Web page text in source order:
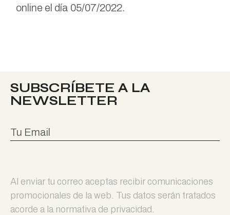
online el día 05/07/2022.
SUBSCRÍBETE A LA
NEWSLETTER
Al enviar tu correo aceptas recibir comunicaciones
promocionales de la web. Tus datos serán tratados
acorde a la normativa de privacidad.